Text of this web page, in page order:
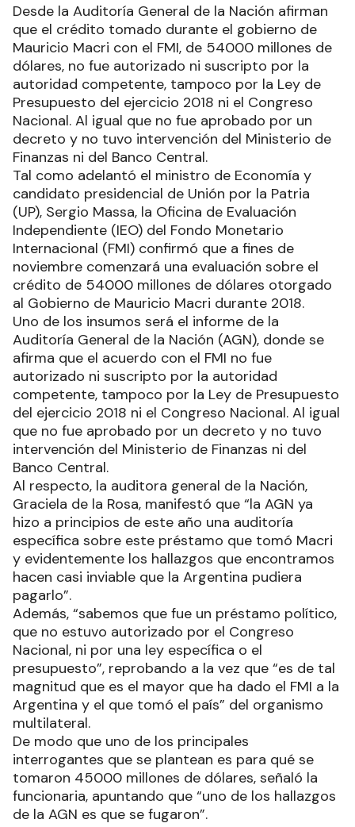
Desde la Auditoría General de la Nación afirman
que el crédito tomado durante el gobierno de
Mauricio Macri con el FMI, de 54000 millones de
dólares, no fue autorizado ni suscripto por la
autoridad competente, tampoco por la Ley de
Presupuesto del ejercicio 2018 ni el Congreso
Nacional. Al igual que no fue aprobado por un
decreto y no tuvo intervención del Ministerio de
Finanzas ni del Banco Central.
Tal como adelantó el ministro de Economía y
candidato presidencial de Unión por la Patria
(UP), Sergio Massa, la Oficina de Evaluación
Independiente (IEO) del Fondo Monetario
Internacional (FMI) confirmó que a fines de
noviembre comenzará una evaluación sobre el
crédito de 54000 millones de dólares otorgado
al Gobierno de Mauricio Macri durante 2018.
Uno de los insumos será el informe de la
Auditoría General de la Nación (AGN), donde se
afirma que el acuerdo con el FMI no fue
autorizado ni suscripto por la autoridad
competente, tampoco por la Ley de Presupuesto
del ejercicio 2018 ni el Congreso Nacional. Al igual
que no fue aprobado por un decreto y no tuvo
intervención del Ministerio de Finanzas ni del
Banco Central.
Al respecto, la auditora general de la Nación,
Graciela de la Rosa, manifestó que “la AGN ya
hizo a principios de este año una auditoría
específica sobre este préstamo que tomó Macri
y evidentemente los hallazgos que encontramos
hacen casi inviable que la Argentina pudiera
pagarlo”.
Además, “sabemos que fue un préstamo político,
que no estuvo autorizado por el Congreso
Nacional, ni por una ley específica o el
presupuesto”, reprobando a la vez que “es de tal
magnitud que es el mayor que ha dado el FMI a la
Argentina y el que tomó el país” del organismo
multilateral.
De modo que uno de los principales
interrogantes que se plantean es para qué se
tomaron 45000 millones de dólares, señaló la
funcionaria, apuntando que “uno de los hallazgos
de la AGN es que se fugaron”.